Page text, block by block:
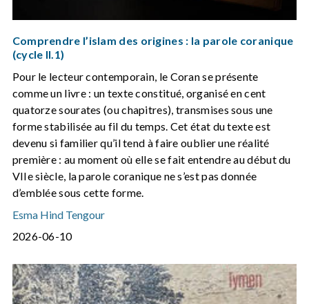
Comprendre l’islam des origines : la parole coranique
(cycle II.1)
Pour le lecteur contemporain, le Coran se présente
comme un livre : un texte constitué, organisé en cent
quatorze sourates (ou chapitres), transmises sous une
forme stabilisée au fil du temps. Cet état du texte est
devenu si familier qu’il tend à faire oublier une réalité
première : au moment où elle se fait entendre au début du
VIIe siècle, la parole coranique ne s’est pas donnée
d’emblée sous cette forme.
Esma Hind Tengour
2026-06-10